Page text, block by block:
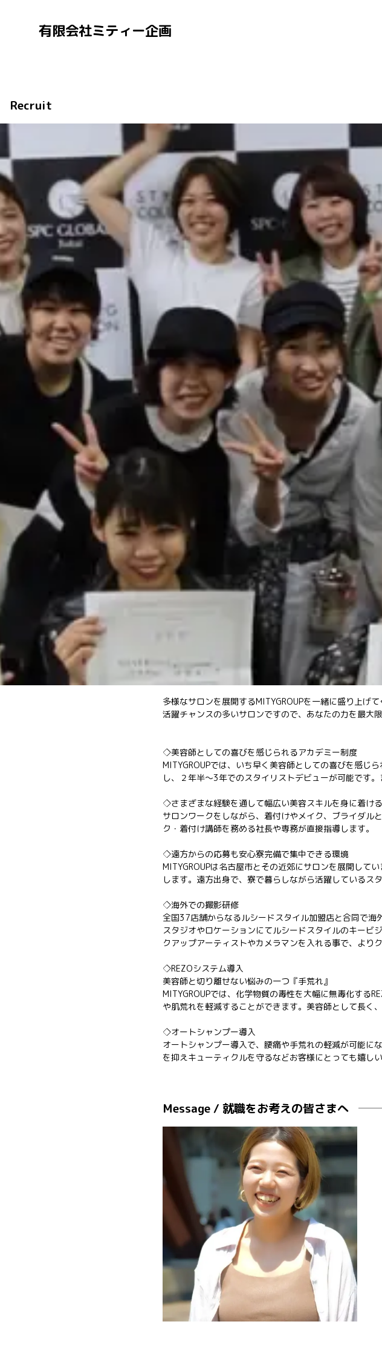
有限会社ミティー企画
Recruit
多様なサロンを展開するMITYGROUPを一緒に盛り上げ
活躍チャンスの多いサロンですので、あなたの力を最大
◇美容師としての喜びを感じられるアカデミー制度
MITYGROUPでは、いち早く美容師としての喜びを感じ
し、２年半～3年でのスタイリストデビューが可能です
◇さまざまな経験を通して幅広い美容スキルを身に着ける
サロンワークをしながら、着付けやメイク、ブライダル
ク・着付け講師を務める社長や専務が直接指導します。
◇遠方からの応募も安心寮完備で集中できる環境
MITYGROUPは名古屋市とその近郊にサロンを展開して
します。遠方出身で、寮で暮らしながら活躍しているス
◇海外での撮影研修
全国37店舗からなるルシードスタイル加盟店と合同で
スタジオやロケーションにてルシードスタイルのキービ
クアップアーティストやカメラマンを入れる事で、より
◇REZOシステム導入
美容師と切り離せない悩みの一つ『手荒れ』
MITYGROUPでは、化学物質の毒性を大幅に無毒化する
や肌荒れを軽減することができます。美容師として長く
◇オートシャンプー導入
オートシャンプー導入で、腰痛や手荒れの軽減が可能に
を抑えキューティクルを守るなどお客様にとっても嬉しい
Message / 就職をお考えの皆さまへ